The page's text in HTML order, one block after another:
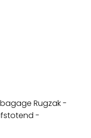
Rugzak -
-